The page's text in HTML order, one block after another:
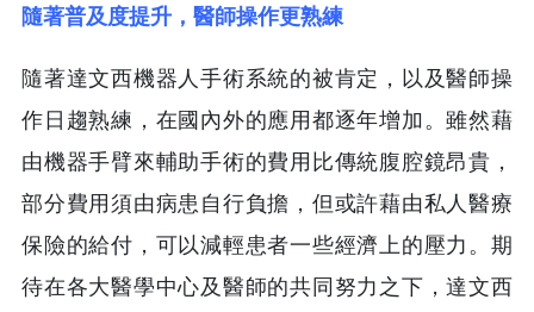
隨著普及度提升，醫師操作更熟練
隨著達文西機器人手術系統的被肯定，以及醫師操
作日趨熟練，在國內外的應用都逐年增加。雖然藉
由機器手臂來輔助手術的費用比傳統腹腔鏡昂貴，
部分費用須由病患自行負擔，但或許藉由私人醫療
保險的給付，可以減輕患者一些經濟上的壓力。期
待在各大醫學中心及醫師的共同努力之下，達文西